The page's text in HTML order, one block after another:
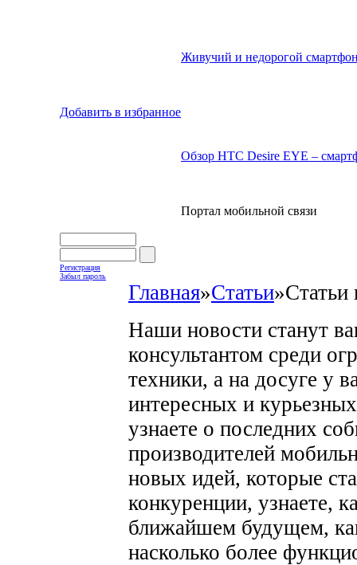
Добавить в избранное
Живучий и недорогой
Обзор HTC Desire EYE –
Портал мобильной связи
Регистрация
Забыл пароль
Главная»Статьи»Статьи
Наши новости станут
консультантом среди
техники, а на досуге у
интересных и
узнаете о последних
производителей
новых идей, которые
конкуренции, узнаете,
ближайшем будущем,
насколько более